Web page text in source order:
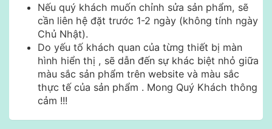
Nếu quý khách muốn chỉnh sửa sản phẩm, sẽ
cần liên hệ đặt trước 1-2 ngày (không tính ngày
Chủ Nhật).
Do yếu tố khách quan của từng thiết bị màn
hình hiển thị , sẽ dẫn đến sự khác biệt nhỏ giữa
màu sắc sản phẩm trên website và màu sắc
thực tế của sản phẩm . Mong Quý Khách thông
cảm !!!